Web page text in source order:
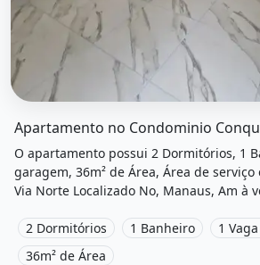
Apartamento no Condominio
O apartamento possui 2 Dormitórios, 1
garagem, 36m² de Área, Área de
Via Norte Localizado No, Manaus, Am à
2 Dormitórios 1 Banheiro
1
36m² de Área